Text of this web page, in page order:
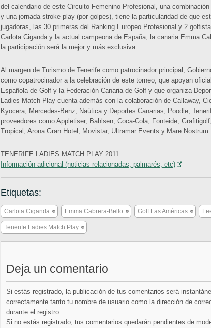
del calendario de este Circuito Femenino Profesional, una
y una jornada stroke play (por golpes), tiene la particularidad de que
jugadoras, las 30 primeras del Ranking Europeo Profesional y 2
Carlota Ciganda y la actual campeona de España, la canaria Emma
la participación será la mejor y más exclusiva.
Al margen de Turismo de Tenerife como patrocinador principal,
como copatrocinador a la celebración de este torneo, que apoyan
Española de Golf y la Federación Canaria de Golf y que organiza
Ladies Match Play cuenta además con la colaboración de Callaway,
Kyocera, Mercedes-Benz, Naútica y Deportes Canarias, Poodle,
proveedores como Appletiser, Bahlsen, Coca-Cola, Fonteide,
Tropical, Arona Gran Hotel, Movistar, Ultramar Events y Mare Nostrum
TENERIFE LADIES MATCH PLAY 2011
Información adicional (noticias relacionadas, palmarés, etc)
Etiquetas:
Carlota Ciganda Emma Cabrera-Bello Golf Las Américas
Tenerife Ladies Match Play
Deja un comentario
Si estás registrado, la publicación de tus comentarios será
correctamente tanto tu nombre de usuario como la dirección de
durante el registro.
Si no estás registrado, tus comentarios quedarán pendientes de